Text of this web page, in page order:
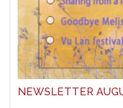
NEWSLETTER